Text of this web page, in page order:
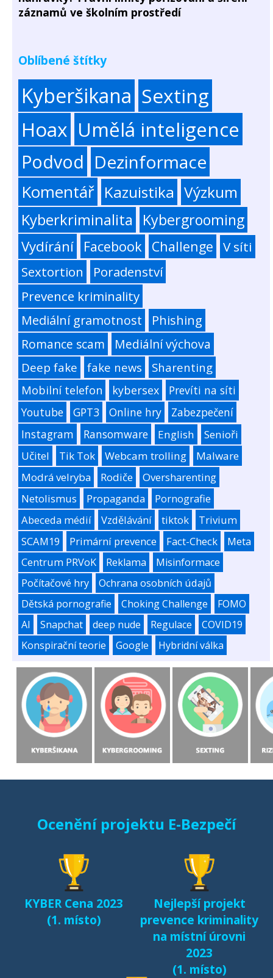
záznamů ve školním prostředí
Oblíbené štítky
Kyberšikana Sexting
Hoax Umělá inteligence
Podvod Dezinformace
Komentář Kazuistika Výzkum
Kyberkriminalita Kybergrooming
Vydírání Facebook Challenge
V síti
Sextortion
Poradenství
Prevence kriminality
Mediální gramotnost
Phishing
Romance scam
Mediální výchova
Deep fake fake news Sharenting
Mobilní telefon kybersex
Prevíti na síti
Youtube
GPT3 Online hry
Zabezpečení
Instagram
Ransomware English
Senioři
Učitel
Tik Tok Webcam trolling
Malware
Modrá velryba
Rodiče
Oversharenting
Netolismus
Propaganda
Pornografie
Abeceda médií
Vzdělávání tiktok
Trivium
SCAM19
Primární prevence Fact-Check
Meta
Centrum PRVoK
Reklama
Misinformace
Počítačové hry
Ochrana osobních údajů
Dětská pornografie
Choking Challenge
FOMO
AI
Snapchat deep nude Regulace
COVID19
Konspirační teorie
Google Hybridní válka
Ocenění projektu E-Bezpečí
KYBER Cena 2023
(1. místo)
Nejlepší projekt
prevence kriminality
na místní úrovni
2023
(1. místo)